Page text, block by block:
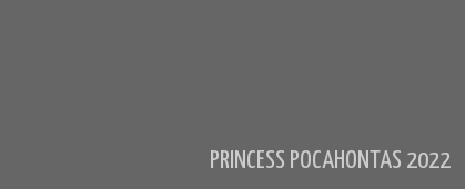
PRINCESS POCAHONTAS 2022